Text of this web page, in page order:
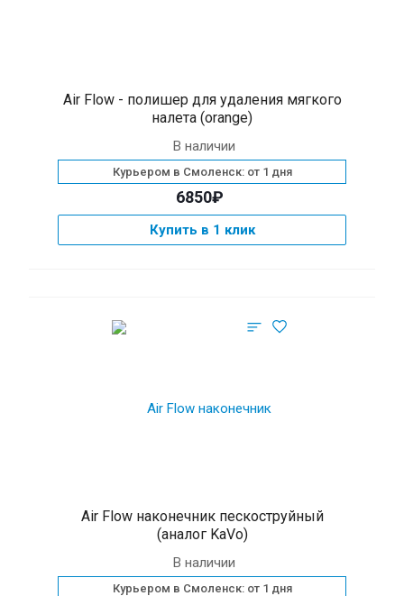
Air Flow - полишер для удаления мягкого
налета (orange)
В наличии
Курьером в Смоленск: от 1 дня
6850₽
Купить в 1 клик
Air Flow наконечник пескоструйный
(аналог KaVo)
В наличии
Курьером в Смоленск: от 1 дня